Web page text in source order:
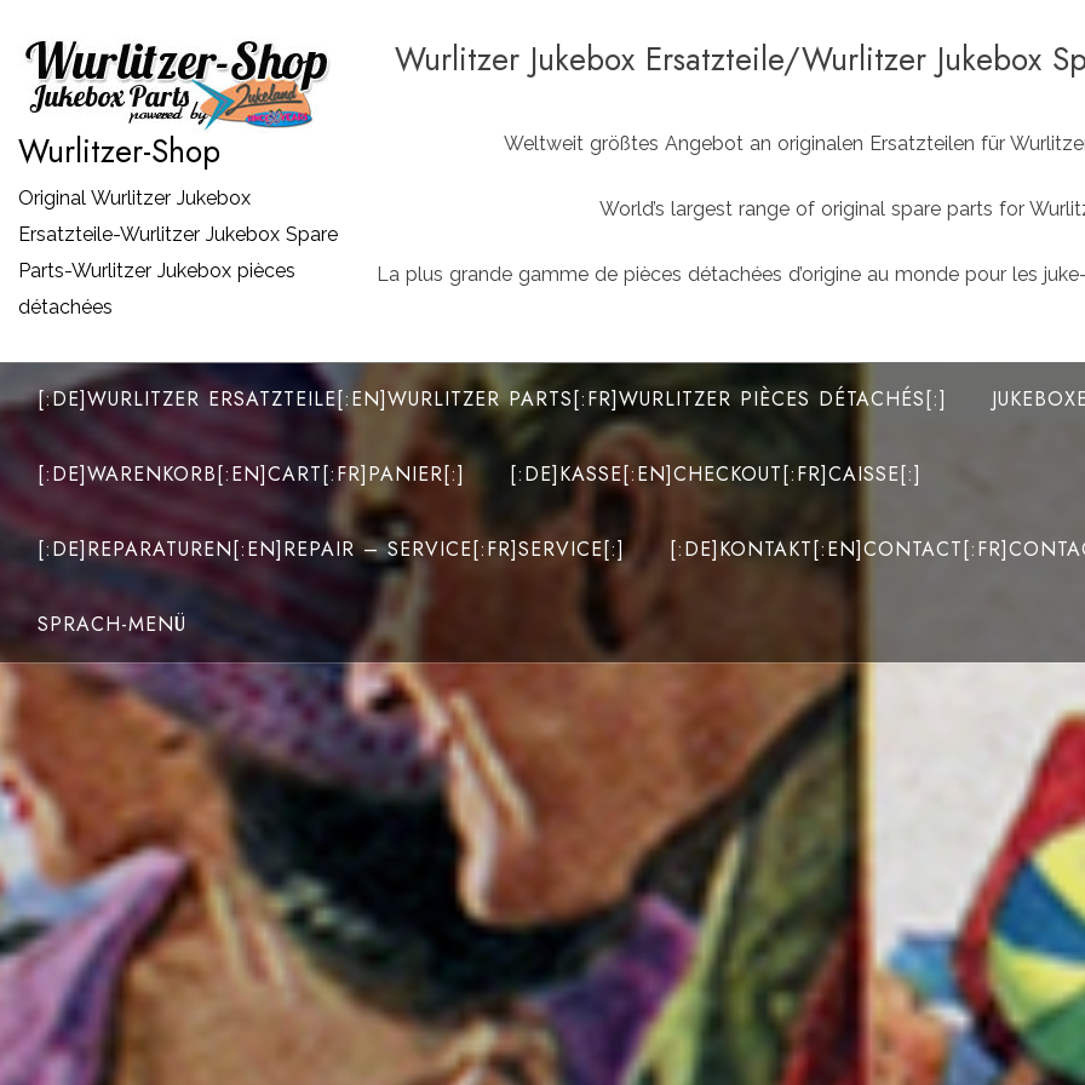
Inhalt
springen
Wurlitzer-Shop
Original Wurlitzer Jukebox
Ersatzteile-Wurlitzer Jukebox Spare
Parts-Wurlitzer Jukebox pièces
détachées
Wurlitzer Jukebox Ersatzteile/Wurlitzer Jukebox
Weltweit größtes Angebot an originalen Ersatzteilen für
World’s largest range of original spare parts for
La plus grande gamme de pièces détachées d’origine au monde pour les
[:DE]WURLITZER ERSATZTEILE[:EN]WURLITZER PARTS[:FR]WURLITZER PIÈCES DÉTACHÉS[:]
[:DE]WARENKORB[:EN]CART[:FR]PANIER[:] [:DE]KASSE[:EN]CHECKOUT[:FR]CAISSE[:]
[:DE]REPARATUREN[:EN]REPAIR – SERVICE[:FR]SERVICE[:]
SPRACH-MENÜ